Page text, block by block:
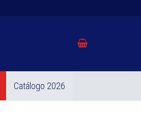
Catálogo 2026